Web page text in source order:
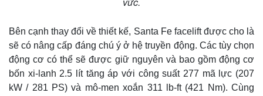
Bên cạnh thay đổi về thiết kế, Santa Fe facelift được cho là
sẽ có nâng cấp đáng chú ý ở hệ truyền động. Các tùy chọn
động cơ có thể sẽ được giữ nguyên và bao gồm động cơ
bốn xi-lanh 2.5 lít tăng áp với công suất 277 mã lực (207
kW / 281 PS) và mô-men xoắn 311 lb-ft (421 Nm). Cùng